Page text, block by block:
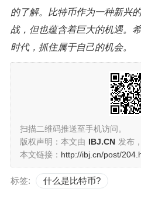
的了解。比特币作为一种新兴
战，但也蕴含着巨大的机遇。
时代，抓住属于自己的机会。
扫描二维码推送至手机访问。
版权声明：本文由 IBJ.CN 发布
本文链接： http://ibj.cn/post/
标签: 什么是比特币?